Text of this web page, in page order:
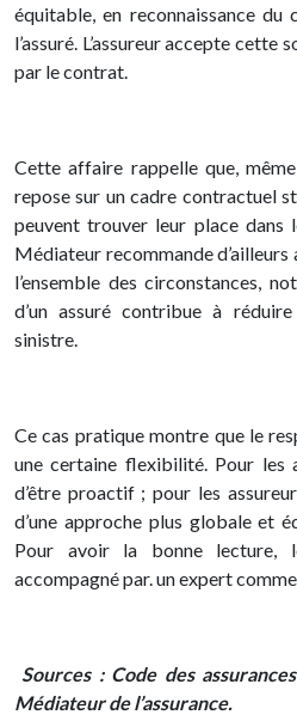
équitable, en reconnaissance
l’assuré. L’assureur accepte cette
par le contrat.
Cette affaire rappelle que,
repose sur un cadre contractuel
peuvent trouver leur place dans
Médiateur recommande d’ailleurs
l’ensemble des circonstances,
d’un assuré contribue à
sinistre.
Ce cas pratique montre que le
une certaine flexibilité. Pour les
d’être proactif ; pour les
d’une approche plus globale et
Pour avoir la bonne lecture,
accompagné par. un expert
Sources : Code des
Médiateur de l’assurance.